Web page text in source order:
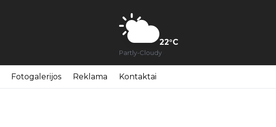
22°C
Partly-Cloudy
Fotogalerijos Reklama Kontaktai